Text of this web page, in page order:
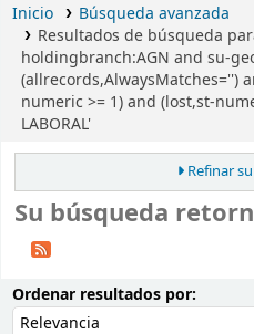
Inicio
Búsqueda avanzada
Resultados de búsqueda
holdingbranch:AGN and su-
(allrecords,AlwaysMatches='')
numeric >= 1) and (lost,st-
LABORAL'
Refinar
Su búsqueda
Ordenar resultados por: